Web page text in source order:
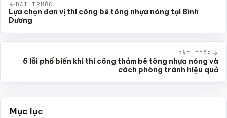
BÀI TRƯỚC
Lựa chọn đơn vị thi công bê tông nhựa nóng tại Bình
Dương
BÀI TIẾP
6 lỗi phổ biến khi thi công thảm bê tông nhựa nóng và
cách phòng tránh hiệu quả
Mục lục